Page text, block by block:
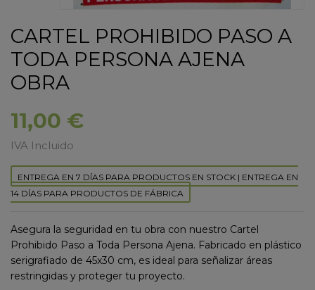
CARTEL PROHIBIDO PASO A
TODA PERSONA AJENA
OBRA
11,00 €
IVA Incluido
ENTREGA EN 7 DÍAS PARA PRODUCTOS EN STOCK | ENTREGA EN
14 DÍAS PARA PRODUCTOS DE FÁBRICA
Asegura la seguridad en tu obra con nuestro Cartel
Prohibido Paso a Toda Persona Ajena. Fabricado en plástico
serigrafiado de 45x30 cm, es ideal para señalizar áreas
restringidas y proteger tu proyecto.